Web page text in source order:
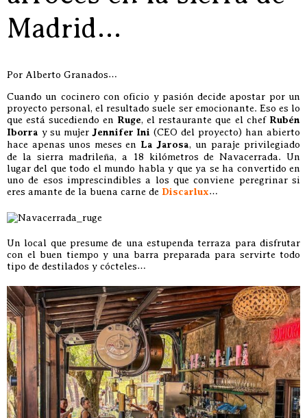
Madrid…
Por Alberto Granados…
Cuando un cocinero con oficio y pasión decide apostar por un
proyecto personal, el resultado suele ser emocionante. Eso es lo
que está sucediendo en Ruge, el restaurante que el chef Rubén
Iborra y su mujer Jennifer Ini (CEO del proyecto) han abierto
hace apenas unos meses en La Jarosa, un paraje privilegiado
de la sierra madrileña, a 18 kilómetros de Navacerrada. Un
lugar del que todo el mundo habla y que ya se ha convertido en
uno de esos imprescindibles a los que conviene peregrinar si
eres amante de la buena carne de Discarlux…
Un local que presume de una estupenda terraza para disfrutar
con el buen tiempo y una barra preparada para servirte todo
tipo de destilados y cócteles…